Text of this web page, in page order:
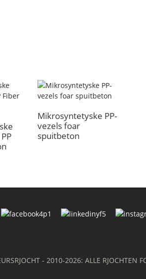
Mikrosyntetyske PP-
vezels foar
spuitbeton
- 2010-2026: ALLE RJOCHTEN